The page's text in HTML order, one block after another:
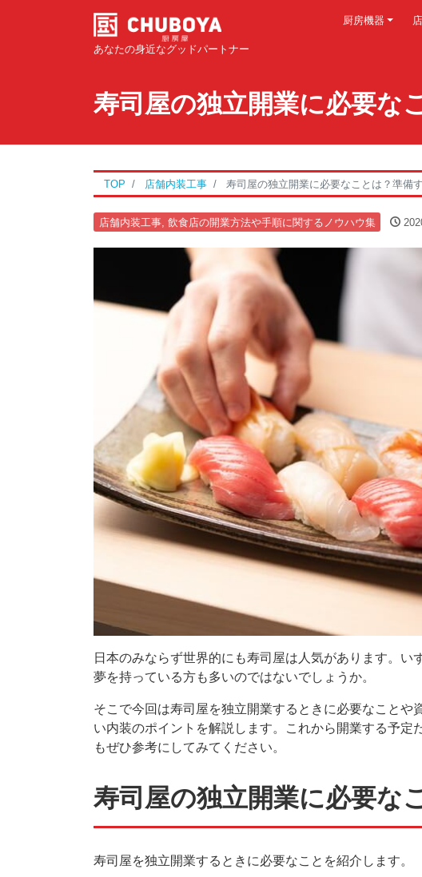
あなたの身近なグッドパートナー
厨房機器
寿司屋の独立開業に必要な
TOP 店舗内装工事 寿司屋の独立開業に必要なことは？準備
店舗内装工事, 飲食店の開業方法や手順に関するノウハウ集
日本のみならず世界的にも寿司屋は人気があります。い
夢を持っている方も多いのではないでしょうか。
そこで今回は寿司屋を独立開業するときに必要なことや
い内装のポイントを解説します。これから開業する予定
もぜひ参考にしてみてください。
寿司屋の独立開業に必要な
寿司屋を独立開業するときに必要なことを紹介します。